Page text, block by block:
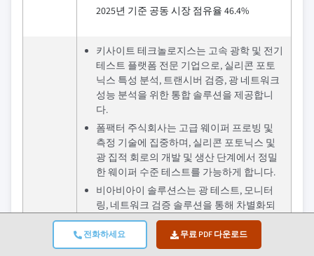
전화하세요 무료 PDF 다운로드
2025년 기준 공동 시장 점유율 46.4%
경쟁 우위
키사이트 테크놀로지스는 고속 광학 및 전기
테스트 플랫폼 전문 기업으로, 실리콘 포토
닉스 특성 분석, 트랜시버 검증, 광 네트워크
성능 분석을 위한 통합 솔루션을 제공합니
다.
폼팩터 주식회사는 고급 웨이퍼 프로빙 및
측정 기술에 집중하며, 실리콘 포토닉스 및
광 집적 회로의 개발 및 생산 단계에서 정밀
한 웨이퍼 수준 테스트를 가능하게 합니다.
비아비아이 솔루션스는 광 테스트, 모니터
링, 네트워크 검증 솔루션을 통해 차별화되
며, 고속 광통신 시스템 및 광 컴포넌트의 성
능 검증을 지원합니다.
엑스포는 통신, 데이터 센터, 포토닉스 응용